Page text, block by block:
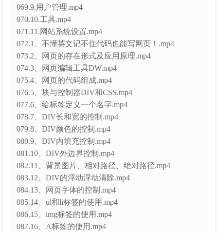
069.9.用户管理.mp4
070.10.工具.mp4
071.11.网站系统设置.mp4
072.1、不懂英文记不住代码也能写网页！.mp4
073.2、网页的存在形式及应用原理.mp4
074.3、网页编辑工具DW.mp4
075.4、网页的代码组成.mp4
076.5、块与控制器DIV和CSS.mp4
077.6、给标签定义一个名字.mp4
078.7、DIV长和宽的控制.mp4
079.8、DIV颜色的控制.mp4
080.9、DIV内填充控制.mp4
081.10、DIV外边界控制.mp4
082.11、背景图片、相对路径、绝对路径.mp4
083.12、DIV的浮动浮动清除.mp4
084.13、网页字体的控制.mp4
085.14、ul和li标签的使用.mp4
086.15、img标签的使用.mp4
087.16、A标签的使用.mp4